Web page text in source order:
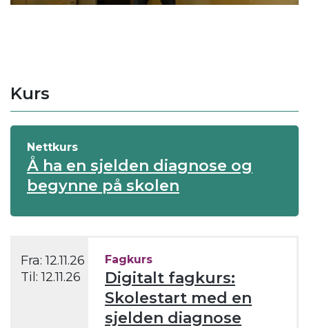
Kurs
Nettkurs
Å ha en sjelden diagnose og
begynne på skolen
Fra:12.11.26
Til:12.11.26
Fagkurs
Digitalt fagkurs:
Skolestart med en
sjelden diagnose